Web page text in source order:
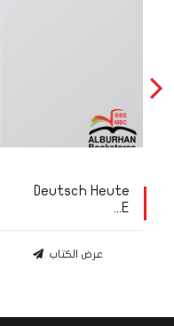
Deutsch Heute
E...
عرض الكتاب